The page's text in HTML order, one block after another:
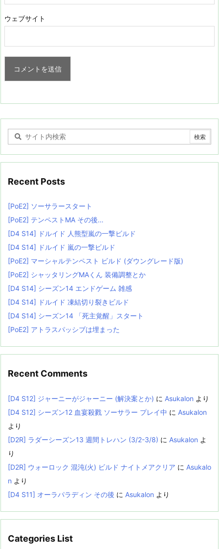
ウェブサイト
Recent Posts
[PoE2] ソーサラースタート
[PoE2] テンペストMA その後…
[D4 S14] ドルイド 人熊型嵐の一撃ビルド
[D4 S14] ドルイド 嵐の一撃ビルド
[PoE2] マーシャルテンペスト ビルド (ダウングレード版)
[PoE2] シャッタリングMAくん 装備調整とか
[D4 S14] シーズン14 エンドゲーム 雑感
[D4 S14] ドルイド 凍結切り裂きビルド
[D4 S14] シーズン14 「死主覚醒」スタート
[PoE2] アトラスパッシブは埋まった
Recent Comments
[D4 S12] ジャーニーがジャーニー (解決案とか) に Asukalon より
[D4 S12] シーズン12 血宴殺戮 ソーサラー プレイ中 に Asukalon
より
[D2R] ラダーシーズン13 週間トレハン (3/2-3/8) に Asukalon よ
り
[D2R] ウォーロック 混沌(火) ビルド ナイトメアクリア に Asukalo
n より
[D4 S11] オーラパラディン その後 に Asukalon より
Categories List